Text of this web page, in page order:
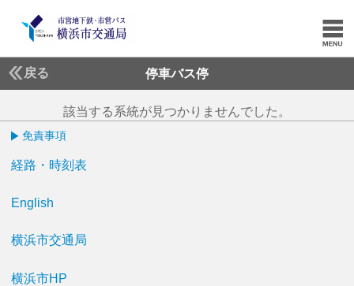
戻る 停車バス停
該当する系統が見つかりませんでした。
免責事項
経路・時刻表
English
横浜市交通局
横浜市HP